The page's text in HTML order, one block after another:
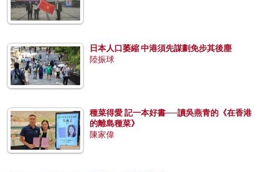
日本人口萎縮 中港須先謀劃免步其後塵
陸振球
種菜得愛 記一本好書──讀吳燕青的《在香港
的離島種菜》
陳家偉